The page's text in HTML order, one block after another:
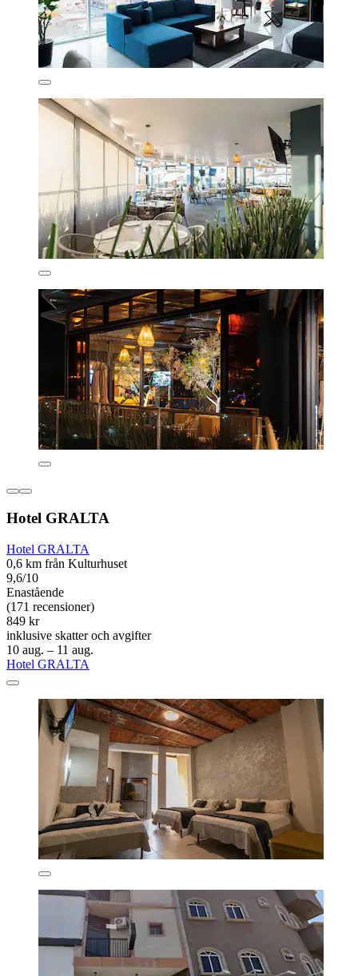
Hotel GRALTA
Hotel GRALTA
0,6 km från Kulturhuset
9,6/10
Enastående
(171 recensioner)
849 kr
inklusive skatter och avgifter
10 aug. – 11 aug.
Hotel GRALTA